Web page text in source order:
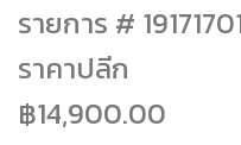
รายการ #
ราคาปลีก
฿14,900.00